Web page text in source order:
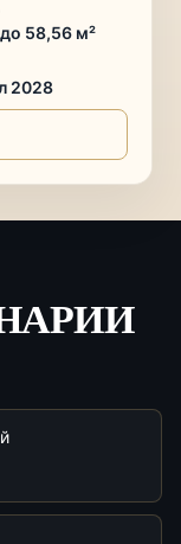
58,56 м²
2028